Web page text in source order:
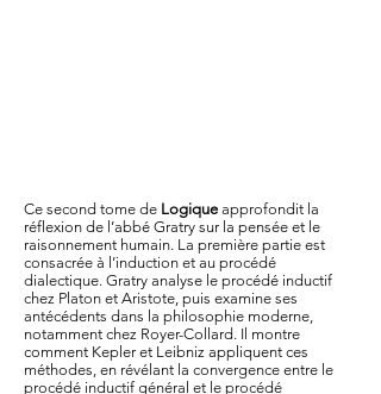
Ce second tome de Logique approfondit la
réflexion de l’abbé Gratry sur la pensée et le
raisonnement humain. La première partie est
consacrée à l’induction et au procédé
dialectique. Gratry analyse le procédé inductif
chez Platon et Aristote, puis examine ses
antécédents dans la philosophie moderne,
notamment chez Royer-Collard. Il montre
comment Kepler et Leibniz appliquent ces
méthodes, en révélant la convergence entre le
procédé inductif général et le procédé